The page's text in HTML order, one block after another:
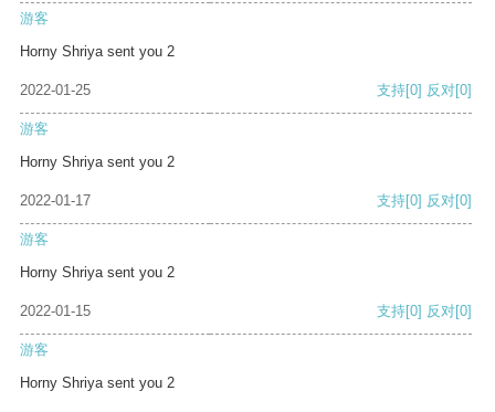
游客
Horny Shriya sent you 2
2022-01-25 支持[0] 反对[0]
游客
Horny Shriya sent you 2
2022-01-17 支持[0] 反对[0]
游客
Horny Shriya sent you 2
2022-01-15 支持[0] 反对[0]
游客
Horny Shriya sent you 2